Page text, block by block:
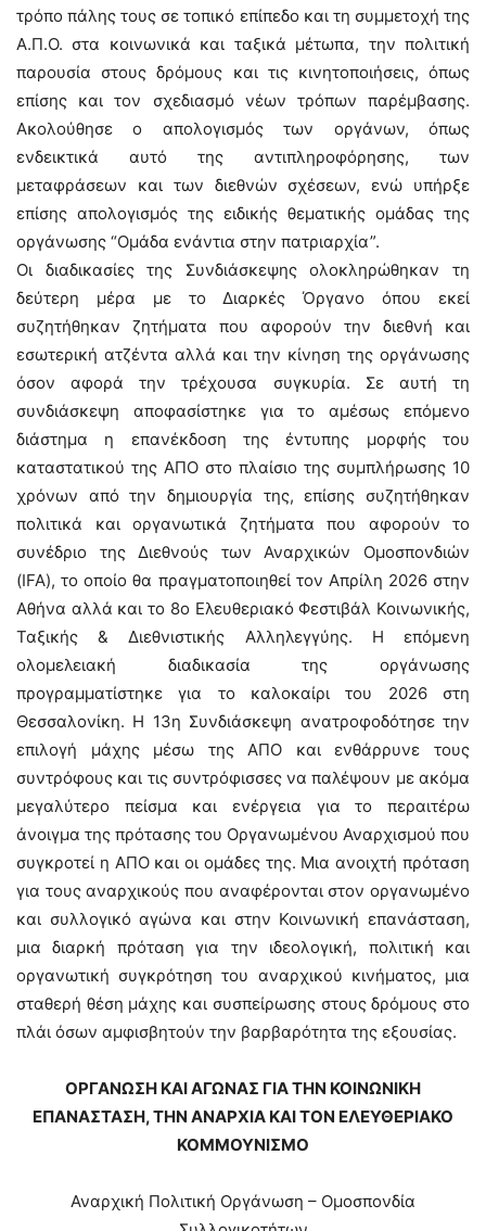
τρόπο πάλης τους σε τοπικό επίπεδο και τη συμμετοχή της
Α.Π.Ο. στα κοινωνικά και ταξικά μέτωπα, την πολιτική
παρουσία στους δρόμους και τις κινητοποιήσεις, όπως
επίσης και τον σχεδιασμό νέων τρόπων παρέμβασης.
Ακολούθησε ο απολογισμός των οργάνων, όπως
ενδεικτικά αυτό της αντιπληροφόρησης, των
μεταφράσεων και των διεθνών σχέσεων, ενώ υπήρξε
επίσης απολογισμός της ειδικής θεματικής ομάδας της
οργάνωσης “Ομάδα ενάντια στην πατριαρχία”.
Οι διαδικασίες της Συνδιάσκεψης ολοκληρώθηκαν τη
δεύτερη μέρα με το Διαρκές Όργανο όπου εκεί
συζητήθηκαν ζητήματα που αφορούν την διεθνή και
εσωτερική ατζέντα αλλά και την κίνηση της οργάνωσης
όσον αφορά την τρέχουσα συγκυρία. Σε αυτή τη
συνδιάσκεψη αποφασίστηκε για το αμέσως επόμενο
διάστημα η επανέκδοση της έντυπης μορφής του
καταστατικού της ΑΠΟ στο πλαίσιο της συμπλήρωσης 10
χρόνων από την δημιουργία της, επίσης συζητήθηκαν
πολιτικά και οργανωτικά ζητήματα που αφορούν το
συνέδριο της Διεθνούς των Αναρχικών Ομοσπονδιών
(IFA), το οποίο θα πραγματοποιηθεί τον Απρίλη 2026 στην
Αθήνα αλλά και το 8ο Ελευθεριακό Φεστιβάλ Κοινωνικής,
Ταξικής & Διεθνιστικής Αλληλεγγύης. Η επόμενη
ολομελειακή διαδικασία της οργάνωσης
προγραμματίστηκε για το καλοκαίρι του 2026 στη
Θεσσαλονίκη. Η 13η Συνδιάσκεψη ανατροφοδότησε την
επιλογή μάχης μέσω της ΑΠΟ και ενθάρρυνε τους
συντρόφους και τις συντρόφισσες να παλέψουν με ακόμα
μεγαλύτερο πείσμα και ενέργεια για το περαιτέρω
άνοιγμα της πρότασης του Οργανωμένου Αναρχισμού που
συγκροτεί η ΑΠΟ και οι ομάδες της. Μια ανοιχτή πρόταση
για τους αναρχικούς που αναφέρονται στον οργανωμένο
και συλλογικό αγώνα και στην Κοινωνική επανάσταση,
μια διαρκή πρόταση για την ιδεολογική, πολιτική και
οργανωτική συγκρότηση του αναρχικού κινήματος, μια
σταθερή θέση μάχης και συσπείρωσης στους δρόμους στο
πλάι όσων αμφισβητούν την βαρβαρότητα της εξουσίας.
ΟΡΓΑΝΩΣΗ ΚΑΙ ΑΓΩΝΑΣ ΓΙΑ ΤΗΝ ΚΟΙΝΩΝΙΚΗ
ΕΠΑΝΑΣΤΑΣΗ, ΤΗΝ ΑΝΑΡΧΙΑ ΚΑΙ ΤΟΝ ΕΛΕΥΘΕΡΙΑΚΟ
ΚΟΜΜΟΥΝΙΣΜΟ
Αναρχική Πολιτική Οργάνωση – Ομοσπονδία